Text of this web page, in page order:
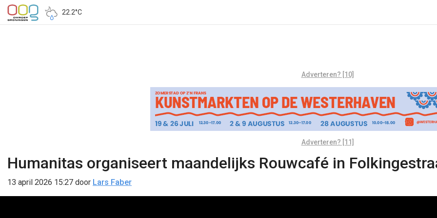
22.2°C
Adverteren? [10]
Adverteren? [11]
Humanitas organiseert maandelijks Rouwcafé in
13 april 2026 15:27 door Lars Faber